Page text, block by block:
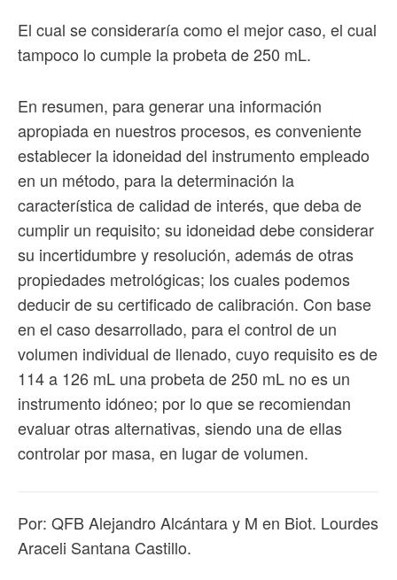
El cual se consideraría como el mejor caso, el cual
tampoco lo cumple la probeta de 250 mL.
En resumen, para generar una información
apropiada en nuestros procesos, es conveniente
establecer la idoneidad del instrumento empleado
en un método, para la determinación la
característica de calidad de interés, que deba de
cumplir un requisito; su idoneidad debe considerar
su incertidumbre y resolución, además de otras
propiedades metrológicas; los cuales podemos
deducir de su certificado de calibración. Con base
en el caso desarrollado, para el control de un
volumen individual de llenado, cuyo requisito es de
114 a 126 mL una probeta de 250 mL no es un
instrumento idóneo; por lo que se recomiendan
evaluar otras alternativas, siendo una de ellas
controlar por masa, en lugar de volumen.
Por: QFB Alejandro Alcántara y M en Biot. Lourdes
Araceli Santana Castillo.